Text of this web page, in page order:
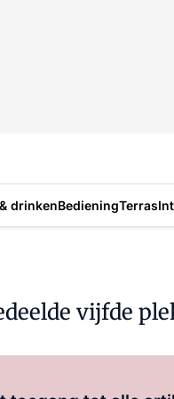
drinkenBedieningTerras
vijfde